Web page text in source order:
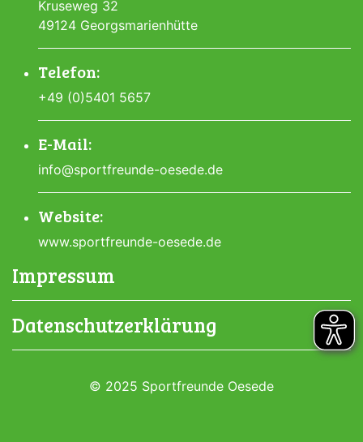
Kruseweg 32
49124 Georgsmarienhütte
Telefon:
+49 (0)5401 5657
E-Mail:
info@sportfreunde-oesede.de
Website:
www.sportfreunde-oesede.de
Impressum
Datenschutzerklärung
© 2025 Sportfreunde Oesede